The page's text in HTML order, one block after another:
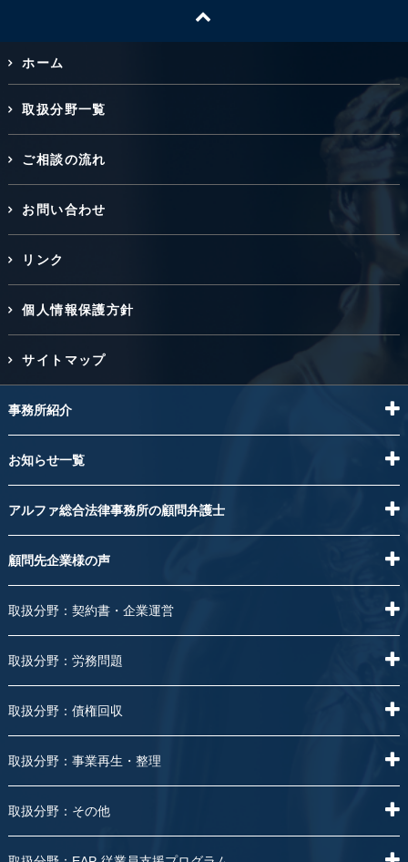
ホーム
取扱分野一覧
ご相談の流れ
お問い合わせ
リンク
個人情報保護方針
サイトマップ
事務所紹介
お知らせ一覧
アルファ総合法律事務所の顧問弁護士
顧問先企業様の声
取扱分野：契約書・企業運営
取扱分野：労務問題
取扱分野：債権回収
取扱分野：事業再生・整理
取扱分野：その他